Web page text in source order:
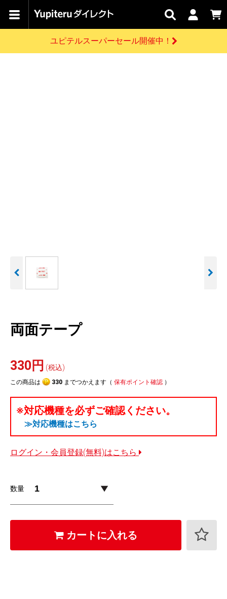
カテゴリで
キャン
ペーン
関連
サービス
お問い
合わせ
はじめての
駐車監視セット
開催中のキャンペーン
お買い物ガイド
ログインする
ユピテルスーパーセール開催中！
両面テープ
330円 (税込)
この商品は 330 までつかえます（ 保有ポイント確認 ）
※対応機種を必ずご確認ください。
≫対応機種はこちら
ログイン・会員登録(無料)はこちら
数量
カートに入れる